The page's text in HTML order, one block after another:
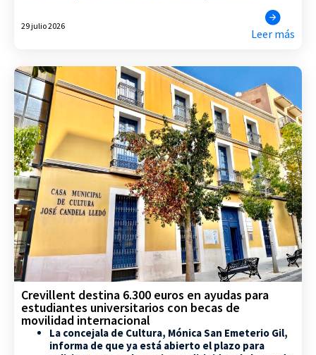
29 julio 2026
Leer más
Crevillent destina 6.300 euros en ayudas para
estudiantes universitarios con becas de
movilidad internacional
La concejala de Cultura, Mónica San Emeterio Gil,
informa de que ya está abierto el plazo para